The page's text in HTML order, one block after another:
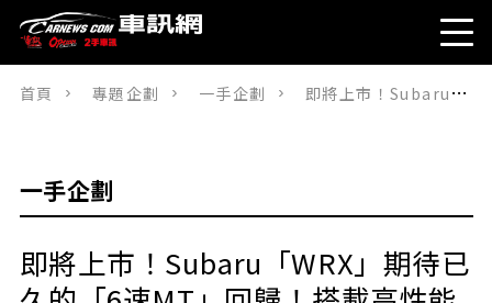
首頁 專題企劃 一手企劃 即將上市！Subaru「WRX」期待已久的「6速MT」回歸！搭載高性能「水平對臥2.4 Turbo」× STI Tune「專用懸吊系統」！Complete Car「STI SPORT #」今年春天登場
一手企劃
即將上市！Subaru「WRX」期待已